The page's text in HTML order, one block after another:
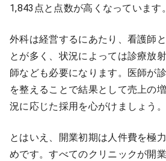
1,843点と点数が高くなっています。
外科は経営するにあたり、看護師
とが多く、状況によっては診療放
師なども必要になります。医師が
を整えることで結果として売上の
況に応じた採用を心がけましょう。
とはいえ、開業初期は人件費を極
めです。すべてのクリニックが開